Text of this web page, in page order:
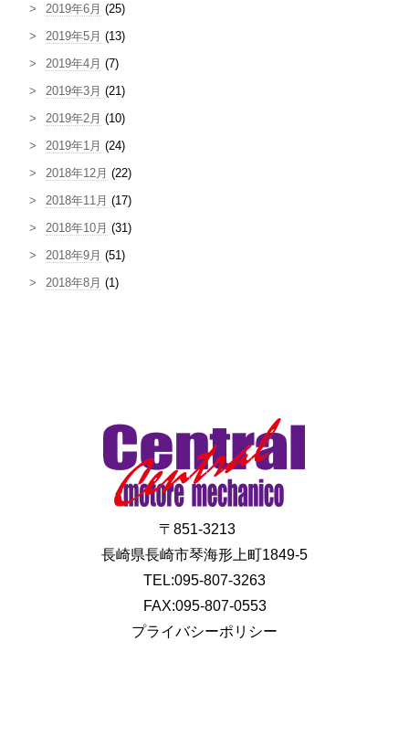
2019年6月 (25)
2019年5月 (13)
2019年4月 (7)
2019年3月 (21)
2019年2月 (10)
2019年1月 (24)
2018年12月 (22)
2018年11月 (17)
2018年10月 (31)
2018年9月 (51)
2018年8月 (1)
〒851-3213
長崎県長崎市琴海形上町1849-5
TEL:095-807-3263
FAX:095-807-0553
プライバシーポリシー